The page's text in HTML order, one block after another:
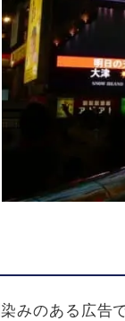
みのある広告